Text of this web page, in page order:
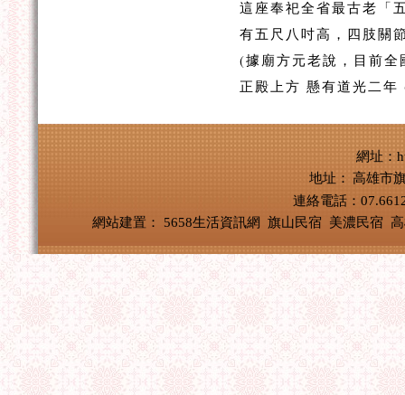
這座奉祀全省最古老「
有五尺八吋高，四肢關
(據廟方元老說，目前
正殿上方 懸有道光二
網址：
地址： 高雄市
連絡電話：
網站建置：
5658生活資訊網 旗山民宿 美濃民宿